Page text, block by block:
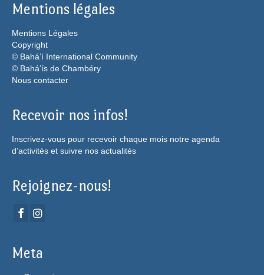
Mentions légales
Mentions Légales
Copyright
© Bahá’í International Community
© Bahá’ís de Chambéry
Nous contacter
Recevoir nos infos!
Inscrivez-vous pour recevoir chaque mois notre agenda
d’activités et suivre nos actualités
Rejoignez-nous!
Meta